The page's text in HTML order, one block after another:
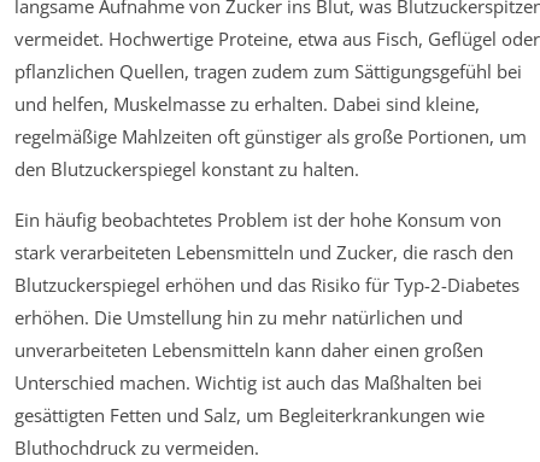
langsame Aufnahme von Zucker ins Blut, was
vermeidet. Hochwertige Proteine, etwa aus Fisch, Geflügel oder
pflanzlichen Quellen, tragen zudem zum Sättigungsgefühl bei
und helfen, Muskelmasse zu erhalten. Dabei sind kleine,
regelmäßige Mahlzeiten oft günstiger als große Portionen, um
den Blutzuckerspiegel konstant zu halten.
Ein häufig beobachtetes Problem ist der hohe Konsum von
stark verarbeiteten Lebensmitteln und Zucker, die rasch den
Blutzuckerspiegel erhöhen und das Risiko für Typ-2-Diabetes
erhöhen. Die Umstellung hin zu mehr natürlichen und
unverarbeiteten Lebensmitteln kann daher einen großen
Unterschied machen. Wichtig ist auch das Maßhalten bei
gesättigten Fetten und Salz, um Begleiterkrankungen wie
Bluthochdruck zu vermeiden.